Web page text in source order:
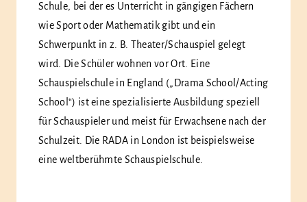
Schule, bei der es Unterricht in gängigen Fächern
wie Sport oder Mathematik gibt und ein
Schwerpunkt in z. B. Theater/Schauspiel gelegt
wird. Die Schüler wohnen vor Ort. Eine
Schauspielschule in England („Drama School/Acting
School“) ist eine spezialisierte Ausbildung speziell
für Schauspieler und meist für Erwachsene nach der
Schulzeit. Die RADA in London ist beispielsweise
eine weltberühmte Schauspielschule.